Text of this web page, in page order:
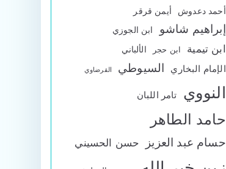
أحمد دعدوش
أيمن قرقر
إبراهيم شاشو ابن الجوزي
ابن تيمية ابن حجر الألباني
الإمام البخاري السيوطي القرضاوي
النووي تامر اللبان
حامد الطاهر
حسام عبد العزيز حسن الحسيني